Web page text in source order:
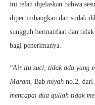
ini telah dijelaskan bahwa
dipertimbangkan dan sudah
sungguh bermanfaat dan
bagi penerimanya.
“Air itu suci, tidak ada yang
Maram, Bab miyah no.2, dari
mencapai dua qullah tidak